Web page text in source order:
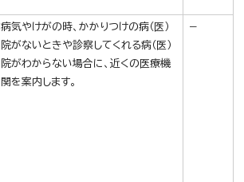
病気やけがの時、かかりつけの病（医）
院がないときや診察してくれる病（医）
院がわからない場合に、近くの医療機
関を案内します。
－